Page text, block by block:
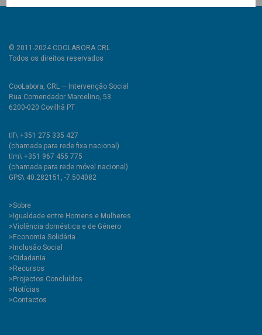
© 2011-2024 COOLABORA CRL
Todos os direitos reservados
CooLabora, CRL — Intervenção Social
Rua Comendador Marcelino, 53
6200-020 Covilhã PT
tlf\ +351 275 335 427
(chamada para rede fixa nacional)
tlm\ +351 967 455 775
(chamada para rede móvel nacional)
GPS\ 40.282151, -7.504082
>Sobre
>Igualdade entre Homens e Mulheres
>Violência doméstica e de Género
>Economia Solidária
>Inclusão Social
>Cidadania
>Recursos
>Projectos Concluídos
>Notícias
>Contactos